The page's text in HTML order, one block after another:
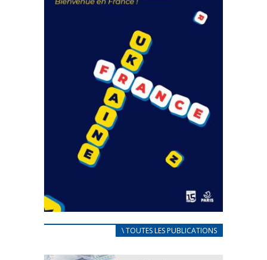
FEUILLETER
CARNET D’ACCUEIL
25 avril 2022
\ TOUTES LES PUBLICATIONS